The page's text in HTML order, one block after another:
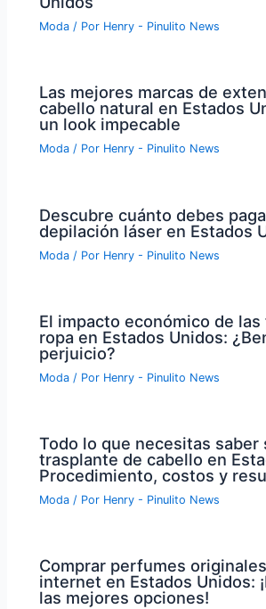
Moda / Por Henry - Pinulito News
Las mejores marcas de
cabello natural en Estados
un look impecable
Moda / Por Henry - Pinulito News
Descubre cuánto debes
depilación láser en Estados
Moda / Por Henry - Pinulito News
El impacto económico de
ropa en Estados Unidos:
perjuicio?
Moda / Por Henry - Pinulito News
Todo lo que necesitas saber
trasplante de cabello en
Procedimiento, costos y
Moda / Por Henry - Pinulito News
Comprar perfumes
internet en Estados Unidos:
las mejores opciones!